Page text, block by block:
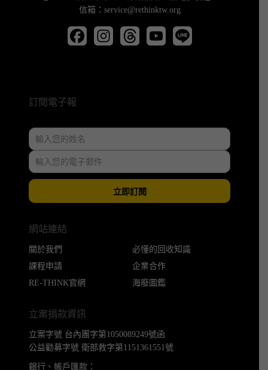
信箱：service@rethinktw.org
訂閱電子報
立即訂閱
網站連結
關於我們
必懂的回收知識
課程申請
企業合作
RE-THINK官網
海廢圖鑑
立案捐款資訊
立案字號 台內團字第1050089249號函
公益勸募字號 衛部救字第1151361551號
銀行、帳戶匯款：